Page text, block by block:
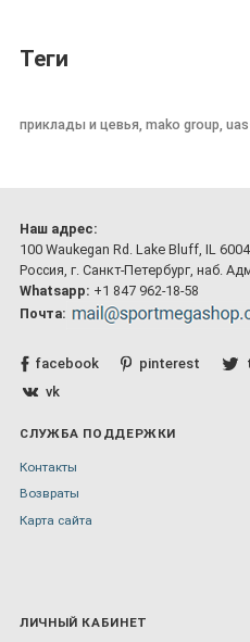
Теги
приклады и цевья, mako group,
Наш адрес:
100 Waukegan Rd. Lake Bluff, IL
Россия, г. Санкт-Петербург, наб.
Whatsapp: +1 847 962-18-58
Почта:
facebook pinterest
vk
СЛУЖБА ПОДДЕРЖКИ
Контакты
Возвраты
Карта сайта
ЛИЧНЫЙ КАБИНЕТ